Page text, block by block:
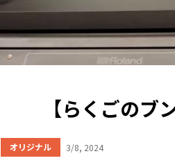
【らくごのブ
オリジナル 3/8, 2024